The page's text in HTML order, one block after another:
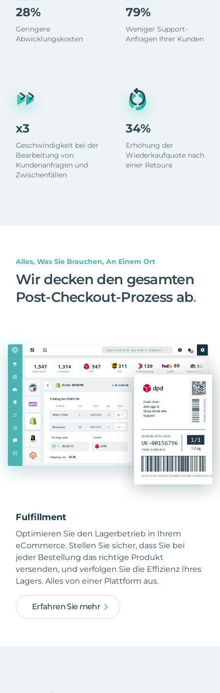
28%
Geringere
Abwicklungskosten
x3
Geschwindigkeit bei der
Bearbeitung von
Kundenanfragen und
Zwischenfällen
79%
Weniger Support-
Anfragen Ihrer Kunden
34%
Erhöhung der
Wiederkaufquote nach
einer Retoure
Alles, Was Sie Brauchen, An Einem Ort
Wir decken den gesamten
Post-Checkout-Prozess ab.
Fulfillment
Optimieren Sie den Lagerbetrieb in Ihrem
eCommerce. Stellen Sie sicher, dass Sie bei
jeder Bestellung das richtige Produkt
versenden, und verfolgen Sie die Effizienz Ihres
Lagers. Alles von einer Plattform aus.
Erfahren Sie mehr